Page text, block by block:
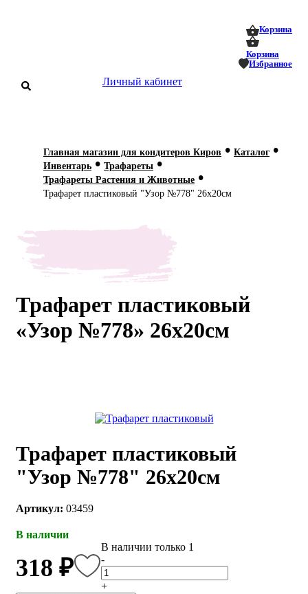
Корзина
Корзина
Избранное
Личный кабинет
О нас
Мастер-
классы
256-54-
Главная магазин для кондитеров Киров • Каталог •
Инвентарь • Трафареты •
Трафареты Растения и Животные •
Трафарет пластиковый "Узор №778" 26х20см
Трафарет пластиковый
«Узор №778» 26х20см
Трафарет пластиковый
"Узор №778" 26х20см
Артикул: 03459
В наличии
318 ₽
В наличии только 1
-
+